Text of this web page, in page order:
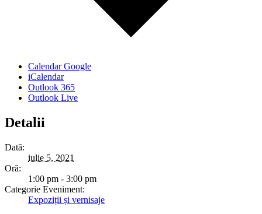
Calendar Google
iCalendar
Outlook 365
Outlook Live
Detalii
Dată:
iulie 5, 2021
Oră:
1:00 pm - 3:00 pm
Categorie Eveniment:
Expoziții și vernisaje